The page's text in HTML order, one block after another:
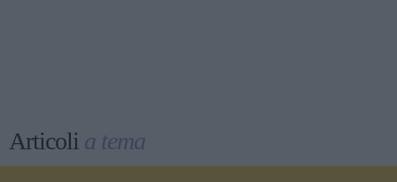
Articoli a tema